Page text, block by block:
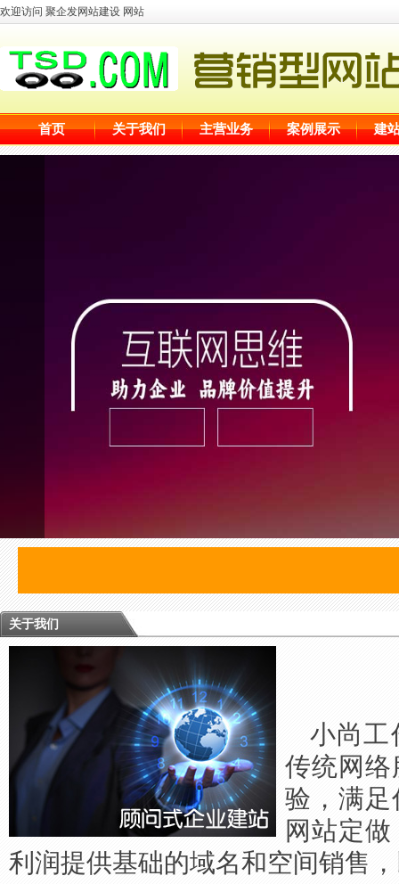
欢迎访问 聚企发网站建设 网站
首页 关于我们 主营业务 案例展示 建
关于我们
小尚工
传统网
验，满
网站定
利润提供基础的域名和空间销售